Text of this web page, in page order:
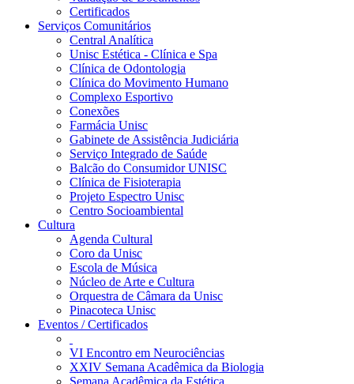
Certificados
Serviços Comunitários
Central Analítica
Unisc Estética - Clínica e Spa
Clínica de Odontologia
Clínica do Movimento Humano
Complexo Esportivo
Conexões
Farmácia Unisc
Gabinete de Assistência Judiciária
Serviço Integrado de Saúde
Balcão do Consumidor UNISC
Clínica de Fisioterapia
Projeto Espectro Unisc
Centro Socioambiental
Cultura
Agenda Cultural
Coro da Unisc
Escola de Música
Núcleo de Arte e Cultura
Orquestra de Câmara da Unisc
Pinacoteca Unisc
Eventos / Certificados
VI Encontro em Neurociências
XXIV Semana Acadêmica da Biologia